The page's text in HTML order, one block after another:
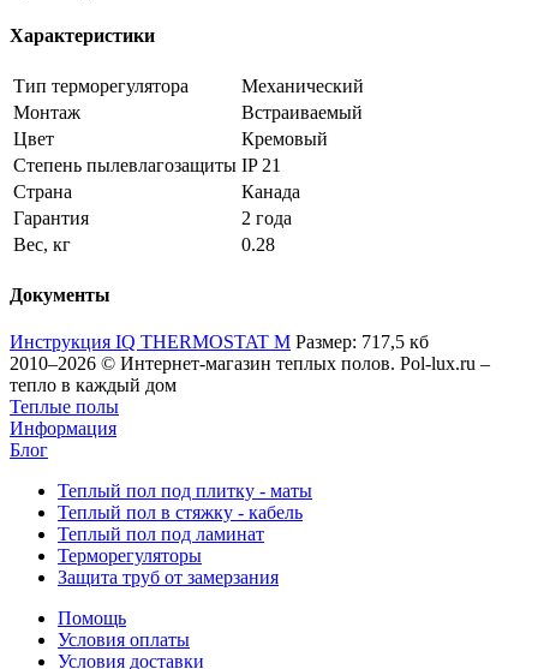
Характеристики
Тип терморегулятора
Механический
Монтаж
Встраиваемый
Цвет
Кремовый
Степень пылевлагозащиты IP 21
Страна
Канада
Гарантия
2 года
Вес, кг
0.28
Документы
Инструкция IQ THERMOSTAT M Размер: 717,5 кб
2010–2026 © Интернет-магазин теплых полов. Pol-lux.ru –
тепло в каждый дом
Теплые полы
Информация
Блог
Теплый пол под плитку - маты
Теплый пол в стяжку - кабель
Теплый пол под ламинат
Терморегуляторы
Защита труб от замерзания
Помощь
Условия оплаты
Условия доставки